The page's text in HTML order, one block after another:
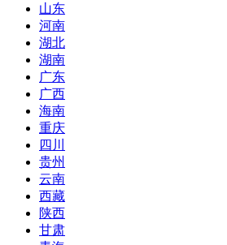
山东
河南
湖北
湖南
广东
广西
海南
重庆
四川
贵州
云南
西藏
陕西
甘肃